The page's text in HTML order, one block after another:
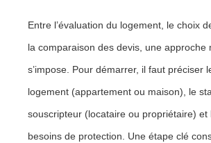
Entre l’évaluation du logement, le choix
la comparaison des devis, une approche
s’impose. Pour démarrer, il faut préciser
logement (appartement ou maison), le
souscripteur (locataire ou propriétaire) et
besoins de protection. Une étape clé